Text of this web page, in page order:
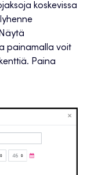
koskevissa
painamalla voit
Paina